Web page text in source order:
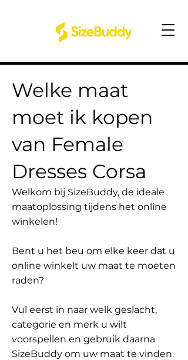
Welke maat
moet ik kopen
van Female
Dresses Corsa
Welkom bij SizeBuddy, de ideale
maatoplossing tijdens het online
winkelen!
Bent u het beu om elke keer dat u
online winkelt uw maat te moeten
raden?
Vul eerst in naar welk geslacht,
categorie en merk u wilt
voorspellen en gebruik daarna
SizeBuddy om uw maat te vinden.